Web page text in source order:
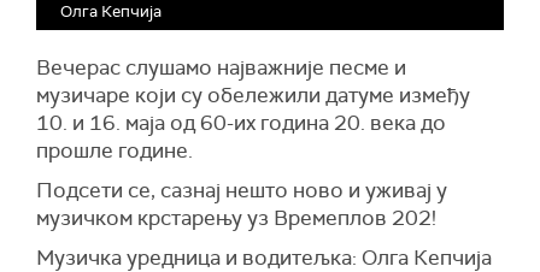
Олга Кепчија
Вечерас слушамо најважније песме и
музичаре који су обележили датуме између
10. и 16. маја од 60-их година 20. века до
прошле године.
Подсети се, сазнај нешто ново и уживај у
музичком крстарењу уз Времеплов 202!
Музичкa уредница и водитељка: Олга Кепчија